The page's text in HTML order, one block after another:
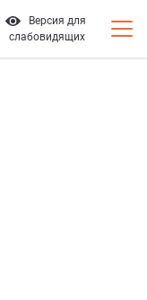
Версия для
слабовидящих